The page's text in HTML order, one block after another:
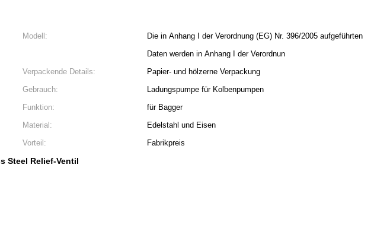
Modell:
Die in Anhang I der Verordnung (EG) Nr. 396/2005 aufgeführten
Daten werden in Anhang I der Verordnun
Verpackende Details:
Papier- und hölzerne Verpackung
Gebrauch:
Ladungspumpe für Kolbenpumpen
Funktion:
für Bagger
Material:
Edelstahl und Eisen
Vorteil:
Fabrikpreis
Steel Relief-Ventil